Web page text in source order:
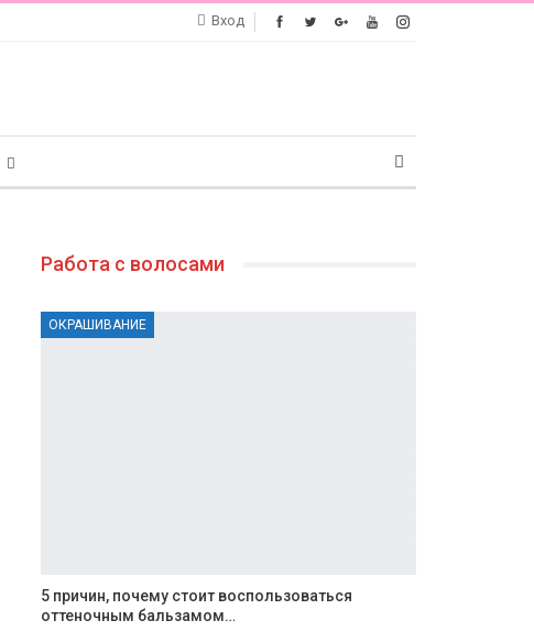
Вход
Работа с волосами
ОКРАШИВАНИЕ
5 причин, почему стоит воспользоваться
оттеночным бальзамом…